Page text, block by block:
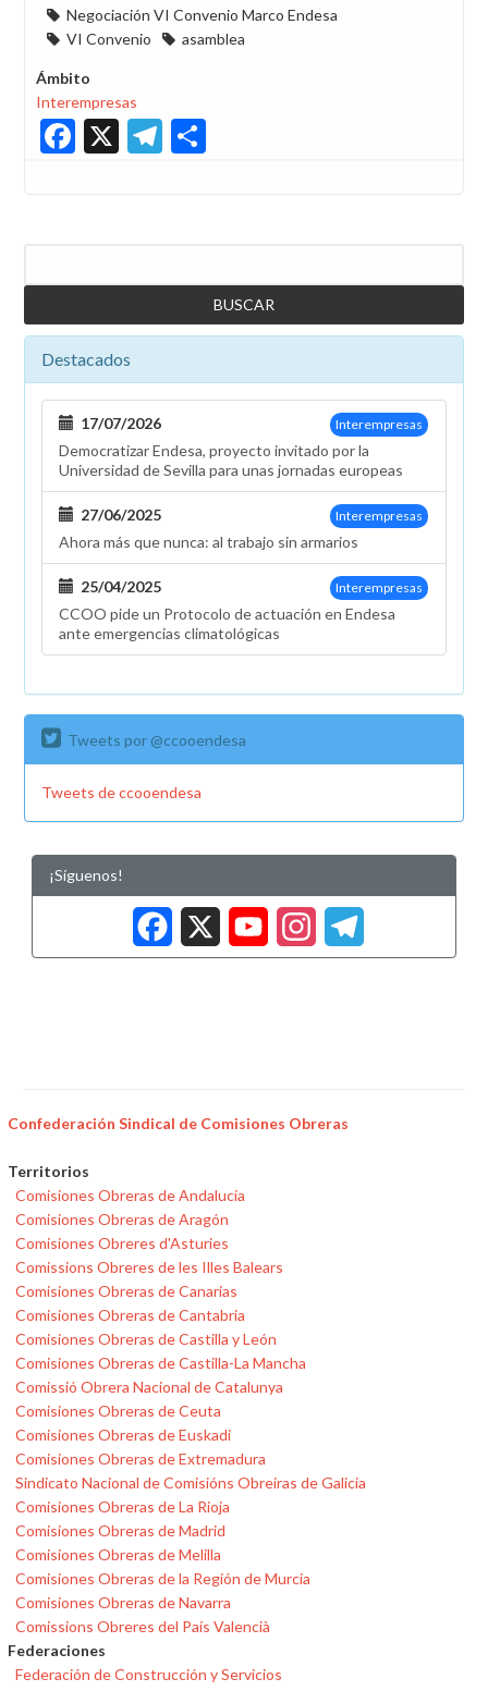
Negociación VI Convenio Marco Endesa
VI Convenio
asamblea
Ámbito
Interempresas
Facebook
X Telegram
Destacados
Interempresas
17/07/2026
Democratizar Endesa, proyecto invitado por la
Universidad de Sevilla para unas jornadas europeas
Interempresas
27/06/2025
Ahora más que nunca: al trabajo sin armarios
Interempresas
25/04/2025
CCOO pide un Protocolo de actuación en Endesa
ante emergencias climatológicas
Tweets por @ccooendesa
Tweets de ccooendesa
¡Síguenos!
Facebook
X
Confederación Sindical de Comisiones Obreras
Territorios
Comisiones Obreras de Andalucía
Comisiones Obreras de Aragón
Comisiones Obreres d'Asturies
Comissions Obreres de les Illes Balears
Comisiones Obreras de Canarias
Comisiones Obreras de Cantabria
Comisiones Obreras de Castilla y León
Comisiones Obreras de Castilla-La Mancha
Comissió Obrera Nacional de Catalunya
Comisiones Obreras de Ceuta
Comisiones Obreras de Euskadi
Comisiones Obreras de Extremadura
Sindicato Nacional de Comisións Obreiras de Galicia
Comisiones Obreras de La Rioja
Comisiones Obreras de Madrid
Comisiones Obreras de Melilla
Comisiones Obreras de la Región de Murcia
Comisiones Obreras de Navarra
Comissions Obreres del País Valencià
Federaciones
Federación de Construcción y Servicios